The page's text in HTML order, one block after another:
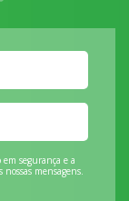
segurança e a
mensagens.